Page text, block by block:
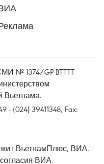
№ 1374/GP-BTTTT
Вьетнама.
- (024) 39411348, Fax:
ВьетнамПлюс, ВИА.
ВИА.